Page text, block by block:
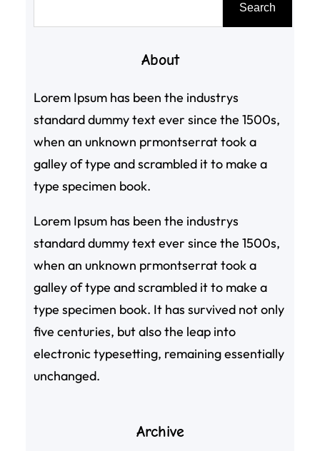
Search
About
Lorem Ipsum has been the industrys
standard dummy text ever since the 1500s,
when an unknown prmontserrat took a
galley of type and scrambled it to make a
type specimen book.
Lorem Ipsum has been the industrys
standard dummy text ever since the 1500s,
when an unknown prmontserrat took a
galley of type and scrambled it to make a
type specimen book. It has survived not only
five centuries, but also the leap into
electronic typesetting, remaining essentially
unchanged.
Archive